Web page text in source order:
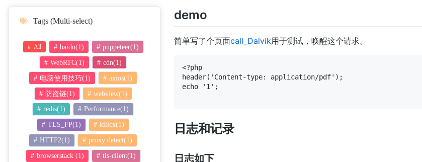
Tags (Multi-select)
All
tls-client(1)
browserstack (1)
proxy detect(1)
HTTP2(1)
killcx(1)
TLS_FP(1)
Performance(1)
redis(1)
webview(1)
防盗链(1)
axios(1)
电脑使用技巧(1)
cdn(1)
WebRTC(1)
puppeteer(1)
baidu(1)
demo
简单写了个页面call_Dalvik用于测试，唤醒这个请求。
<?php
header('Content-type: application/pdf');
echo '1';
日志和记录
日志如下